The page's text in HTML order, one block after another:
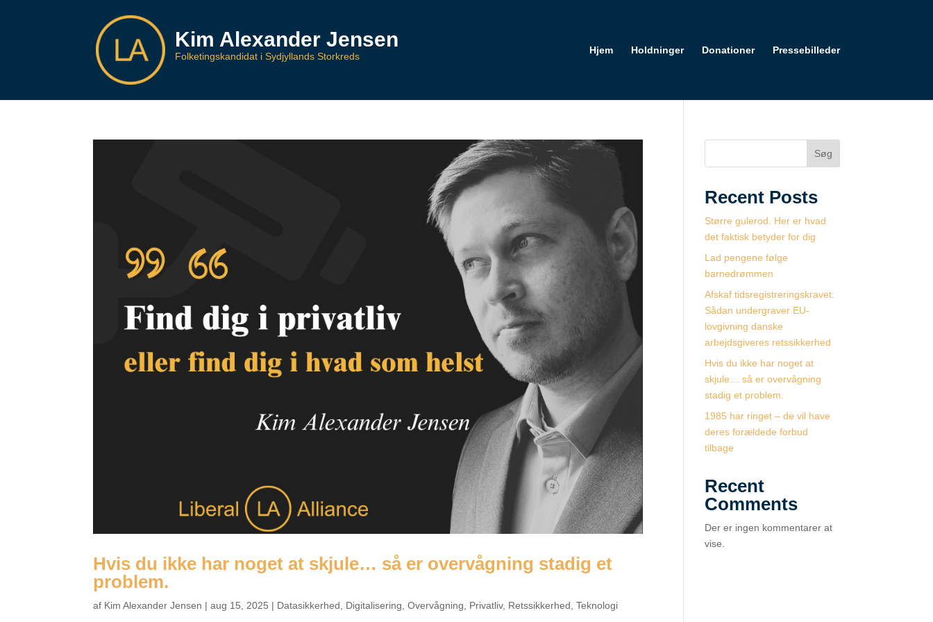
Kim Alexander Jensen
Folketingskandidat i Sydjyllands Storkreds
Hjem Holdninger Donationer Pressebilleder
Hvis du ikke har noget at skjule… så er overvågning stadig et
problem.
af Kim Alexander Jensen |aug 15, 2025 | Datasikkerhed, Digitalisering,Overvågning, Privatliv, Retssikkerhed,Teknologi
Søg
Recent Posts
Større gulerod. Her er hvad
det faktisk betyder for dig
Lad pengene følge
barnedrømmen
Afskaf tidsregistreringskravet:
Sådan undergraver EU-
lovgivning danske
arbejdsgiveres retssikkerhed
Hvis du ikke har noget at
skjule… så er overvågning
stadig et problem.
1985 har ringet – de vil have
deres forældede forbud
tilbage
Recent
Comments
Der er ingen kommentarer at
vise.